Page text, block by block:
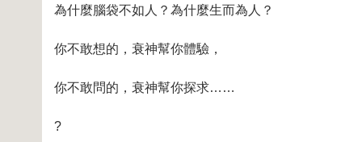
為什麼腦袋不如人？為什麼生而為人？
你不敢想的，衰神幫你體驗，
你不敢問的，衰神幫你探求……
?